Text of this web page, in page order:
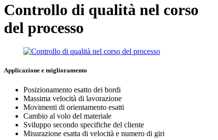
Controllo di qualità nel corso
del processo
Applicazione e miglioramento
Posizionamento esatto dei bordi
Massima velocità di lavorazione
Movimenti di orientamento esatti
Cambio al volo del materiale
Sviluppo secondo specifiche del cliente
Misurazione esatta di velocità e numero di giri